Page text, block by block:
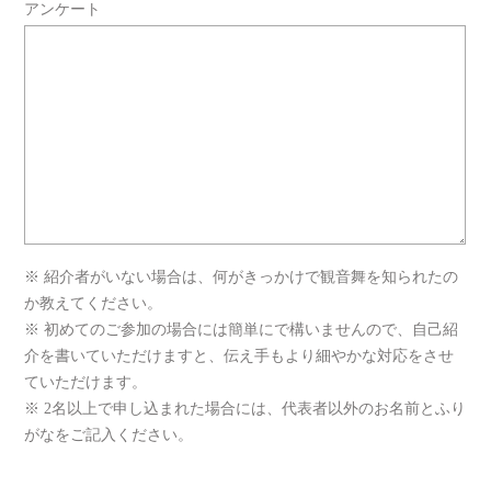
アンケート
※ 紹介者がいない場合は、何がきっかけで観音舞を知られたの
か教えてください。
※ 初めてのご参加の場合には簡単にで構いませんので、自己紹
介を書いていただけますと、伝え手もより細やかな対応をさせ
ていただけます。
※ 2名以上で申し込まれた場合には、代表者以外のお名前とふり
がなをご記入ください。